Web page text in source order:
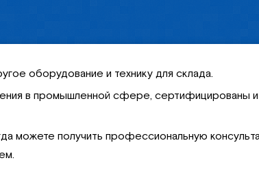
оборудование и технику для склада.
в промышленной сфере, сертифицированы
можете получить профессиональную